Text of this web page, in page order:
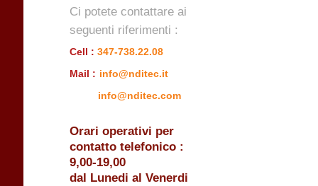
Ci potete contattare ai
seguenti riferimenti :
Cell : 347-738.22.08
Mail : info@nditec.it
info@nditec.com
Orari operativi per
contatto telefonico :
9,00-19,00
dal Lunedi al Venerdi